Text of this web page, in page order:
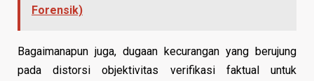
Forensik)
Bagaimanapun juga, dugaan kecurangan yang berujung
pada distorsi objektivitas verifikasi faktual untuk